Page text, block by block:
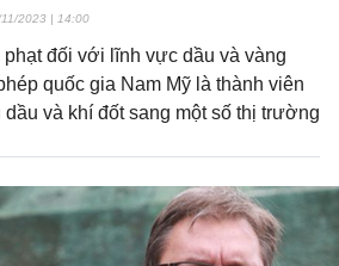
2023 | 14:00
đối với lĩnh vực dầu và vàng
quốc gia Nam Mỹ là thành viên
và khí đốt sang một số thị trường